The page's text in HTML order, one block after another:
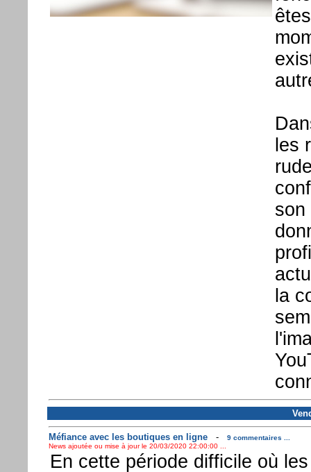
les
son
la
Méfiance avec les boutiques en ligne-
9 commentaires ...
News ajoutée ou mise à jour le 20/03/2020 22:00:00 ...
En cette période difficile où les